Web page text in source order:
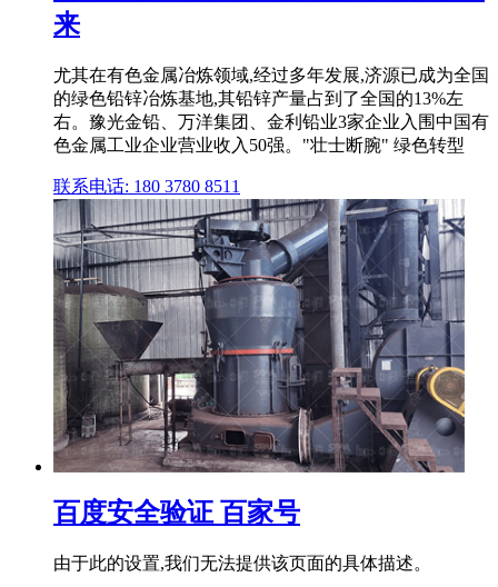
来
尤其在有色金属冶炼领域,经过多年发展,济源已成为全国
的绿色铅锌冶炼基地,其铅锌产量占到了全国的13%左
右。豫光金铅、万洋集团、金利铅业3家企业入围中国有
色金属工业企业营业收入50强。"壮士断腕" 绿色转型
联系电话: 180 3780 8511
百度安全验证 百家号
由于此的设置,我们无法提供该页面的具体描述。